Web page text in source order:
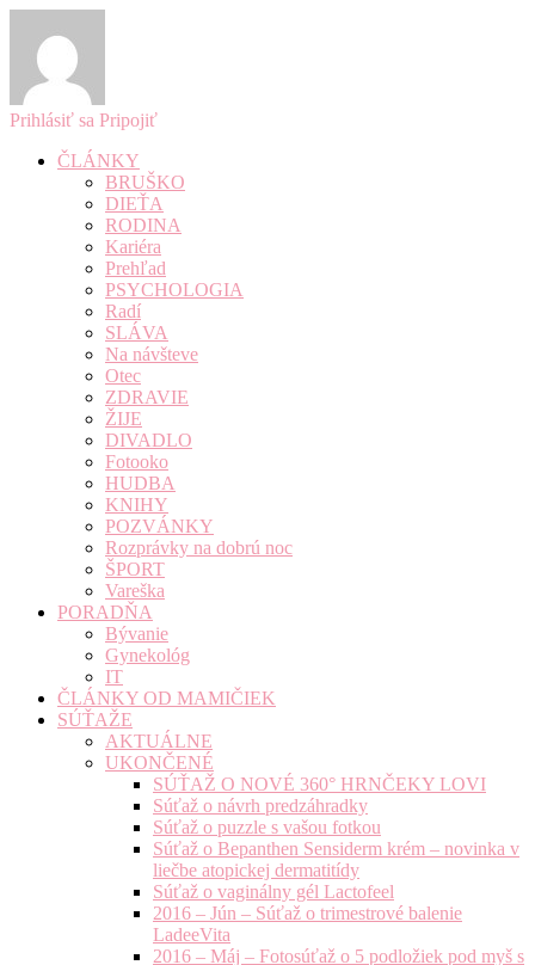
Prihlásiť sa Pripojiť
ČLÁNKY
BRUŠKO
DIEŤA
RODINA
Kariéra
Prehľad
PSYCHOLOGIA
Radí
SLÁVA
Na návšteve
Otec
ZDRAVIE
ŽIJE
DIVADLO
Fotooko
HUDBA
KNIHY
POZVÁNKY
Rozprávky na dobrú noc
ŠPORT
Vareška
PORADŇA
Bývanie
Gynekológ
IT
ČLÁNKY OD MAMIČIEK
SÚŤAŽE
AKTUÁLNE
UKONČENÉ
SÚŤAŽ O NOVÉ 360° HRNČEKY LOVI
Súťaž o návrh predzáhradky
Súťaž o puzzle s vašou fotkou
Súťaž o Bepanthen Sensiderm krém – novinka v
liečbe atopickej dermatitídy
Súťaž o vaginálny gél Lactofeel
2016 – Jún – Súťaž o trimestrové balenie
LadeeVita
2016 – Máj – Fotosúťaž o 5 podložiek pod myš s